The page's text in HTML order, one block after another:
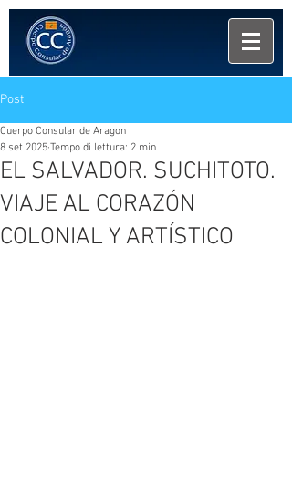
Post
EL SALVADOR. SUCHITOTO.
VIAJE AL CORAZÓN
COLONIAL Y ARTÍSTICO
Cuerpo Consular de Aragon
8 set 2025 Tempo di lettura: 2 min